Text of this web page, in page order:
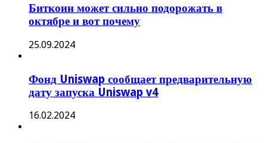
Биткоин может сильно подорожать в
октябре и вот почему
25.09.2024
Фонд Uniswap сообщает предварительную
дату запуска Uniswap v4
16.02.2024